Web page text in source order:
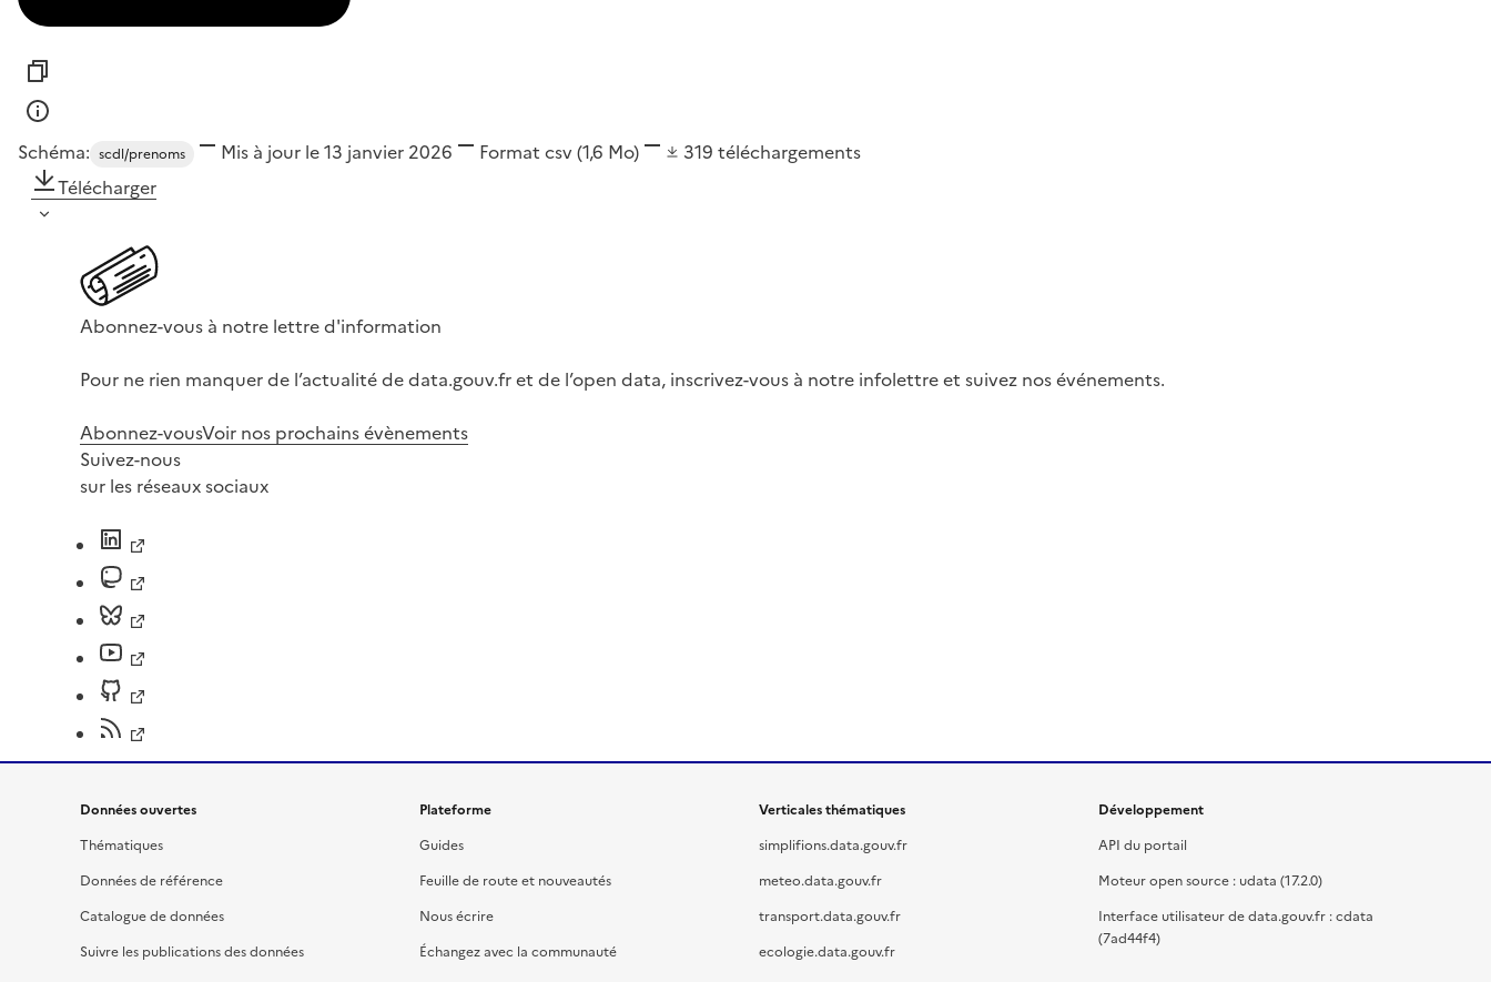
Schéma: scdl/prenoms Mis à jour le 13 janvier 2026 Format csv(1,6 Mo) 319 téléchargements
Télécharger
Abonnez-vous à notre lettre d'information
Pour ne rien manquer de l’actualité de data.gouv.fr et de l’open data, inscrivez-vous à notre infolettre et suivez nos événements.
Abonnez-vousVoir nos prochains évènements
Suivez-nous
sur les réseaux sociaux
Données ouvertes
Thématiques
Données de référence
Catalogue de données
Suivre les publications des données
Plateforme
Guides
Feuille de route et nouveautés
Nous écrire
Échangez avec la communauté
Verticales thématiques
simplifions.data.gouv.fr
meteo.data.gouv.fr
transport.data.gouv.fr
ecologie.data.gouv.fr
Développement
API du portail
Moteur open source : udata (17.2.0)
Interface utilisateur de data.gouv.fr : cdata
(7ad44f4)